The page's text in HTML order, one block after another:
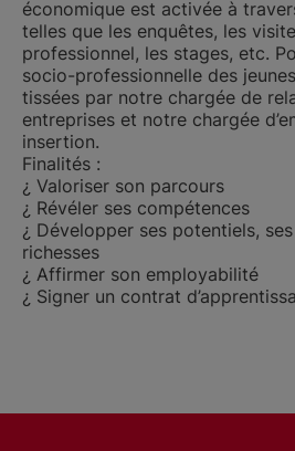
économique est activée à
telles que les enquêtes, les
professionnel, les stages, etc.
socio-professionnelle des
tissées par notre chargée de
entreprises et notre chargée
insertion.
Finalités :
¿ Valoriser son parcours
¿ Révéler ses compétences
¿ Développer ses potentiels,
richesses
¿ Affirmer son employabilité
¿ Signer un contrat